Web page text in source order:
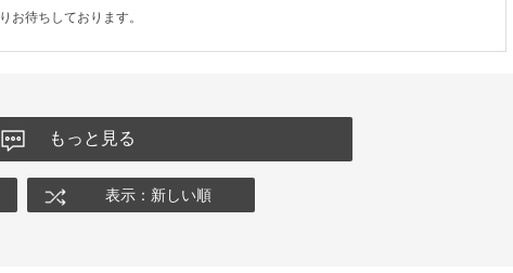
お待ちしております。
もっと見る
表示：新しい順